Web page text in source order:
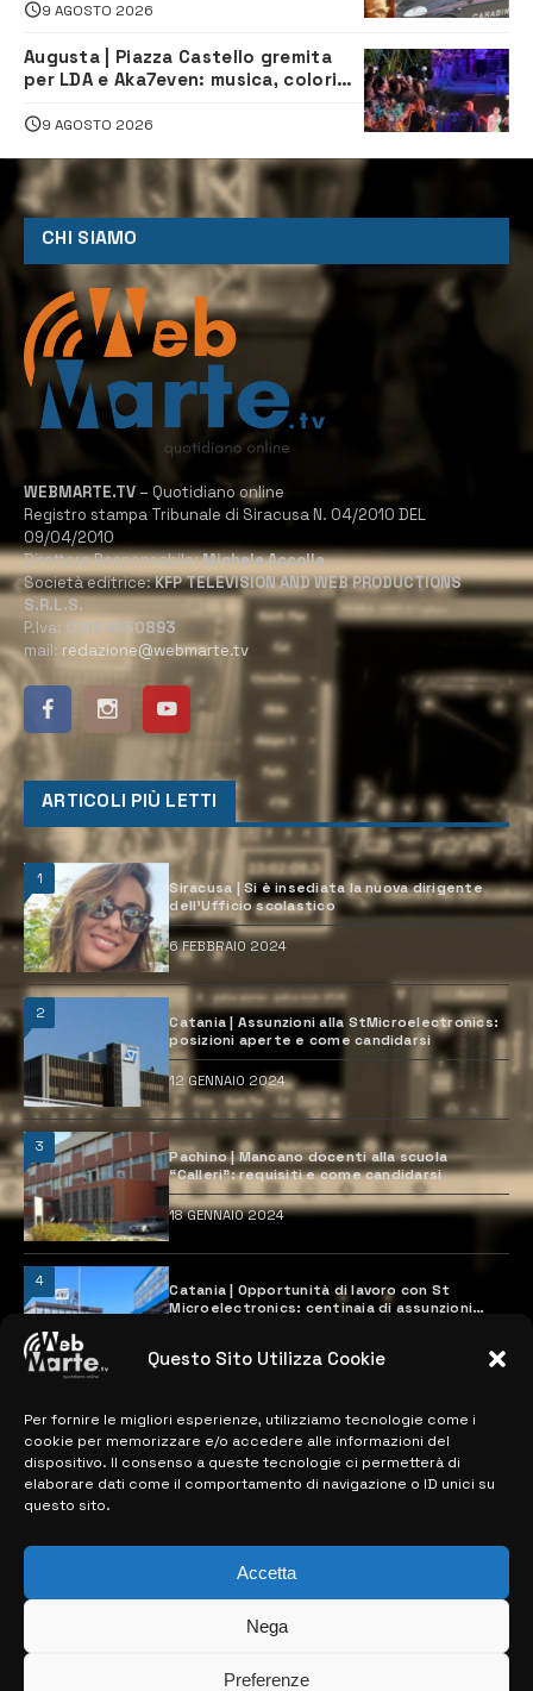
Questo Sito Utilizza Cookie
Per fornire le migliori esperienze, utilizziamo tecnologie come i
cookie per memorizzare e/o accedere alle informazioni del
dispositivo. Il consenso a queste tecnologie ci permetterà di
elaborare dati come il comportamento di navigazione o ID unici su
questo sito.
Accetta
Nega
Preferenze
9 AGOSTO 2026
Augusta | Piazza Castello gremita
per LDA e Aka7even: musica, colori
9 AGOSTO 2026
CHI SIAMO
WEBMARTE.TV – Quotidiano online
Registro stampa Tribunale di Siracusa N. 04/2010 DEL
09/04/2010
Direttore Responsabile:Michele Accolla
Società editrice:KFP TELEVISION AND WEB PRODUCTIONS
S.R.L.S.
P.Iva: 02184950893
mail: redazione@webmarte.tv
ARTICOLI PIÙ LETTI
1
Siracusa | Si è insediata la nuova dirigente
dell’Ufficio scolastico
6 FEBBRAIO 2024
2
Catania | Assunzioni alla StMicroelectronics:
posizioni aperte e come candidarsi
12 GENNAIO 2024
3
Pachino | Mancano docenti alla scuola
“Calleri”: requisiti e come candidarsi
18 GENNAIO 2024
4
Catania | Opportunità di lavoro con St
Microelectronics: centinaia di assunzioni
28 MARZO 2024
MAPPA DEL SITO
> NOTIZIE
> EDIZIONI LOCALI